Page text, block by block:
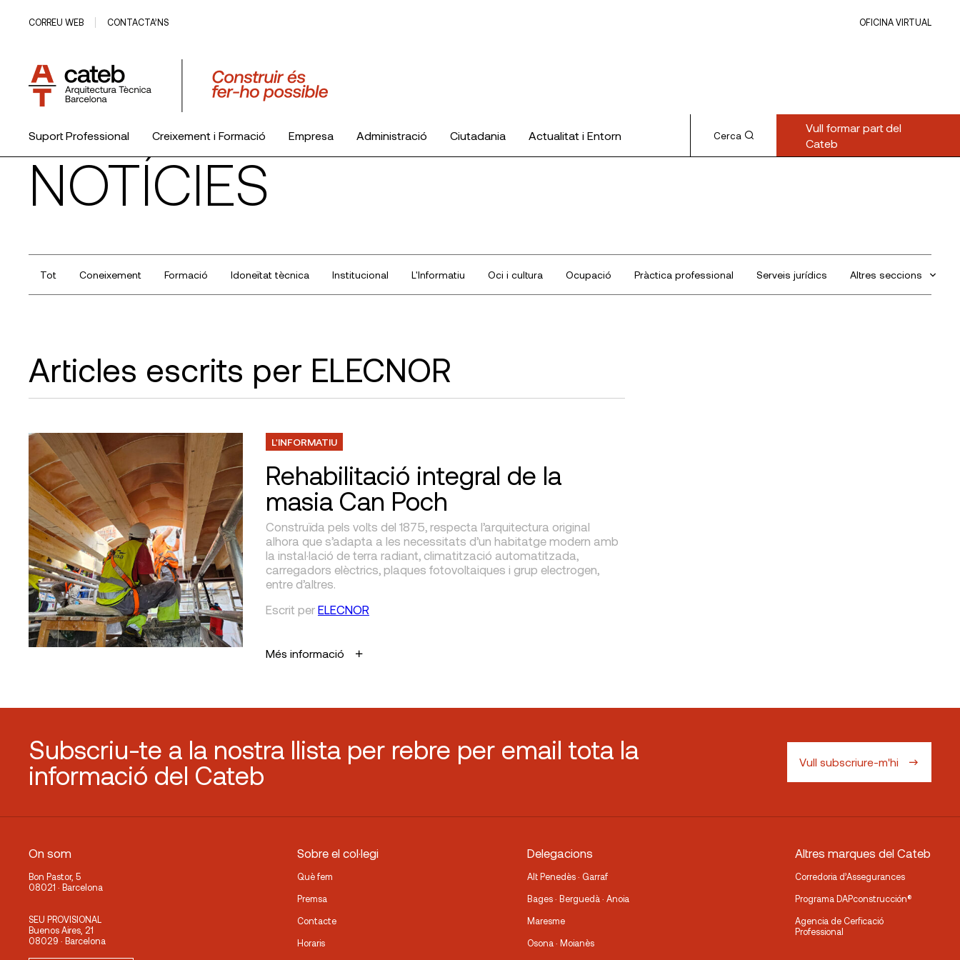
CORREU WEB CONTACTA’NS OFICINA VIRTUAL
Suport Professional Creixement i Formació Empresa Administració Ciutadania Actualitat i Entorn
El Col·legi
Cerca
Vull formar part del
Cateb
NOTÍCIES
Tot Coneixement Formació Idoneïtat tècnica Institucional L'Informatiu Oci i cultura Ocupació Pràctica professional Serveis jurídics Altres seccions
Articles escrits per ELECNOR
L'INFORMATIU
Rehabilitació integral de la
masia Can Poch
Construïda pels volts del 1875, respecta l’arquitectura original
alhora que s’adapta a les necessitats d’un habitatge modern amb
la instal·lació de terra radiant, climatització automatitzada,
carregadors elèctrics, plaques fotovoltaiques i grup electrogen,
entre d’altres.
Escrit per ELECNOR
Més informació
Subscriu-te a la nostra llista per rebre per email tota la
informació del Cateb
Vull subscriure-m'hi
On som
Bon Pastor, 5
08021 · Barcelona
SEU PROVISIONAL
Buenos Aires, 21
08029 · Barcelona
Sobre el col·legi
Què fem
Premsa
Contacte
Horaris
Delegacions
Alt Penedès · Garraf
Bages · Berguedà · Anoia
Maresme
Osona · Moianès
Altres marques del Cateb
Corredoria d’Assegurances
Programa DAPconstrucción®
Agencia de Cerficació
Professional